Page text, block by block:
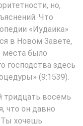
но,
Что
«Иудаика»
в Новом Завете,
места было
господства здесь
(9:1539).
тридцать восемь
что он давно
хочешь